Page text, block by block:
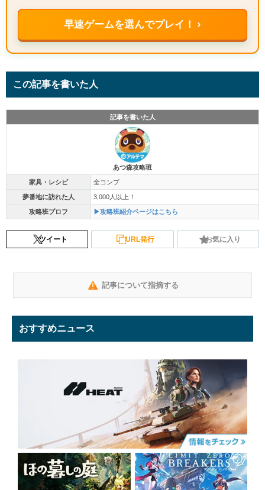
早速ゲームを選んでプレイ！ ›
この記事を書いた人
記事を書いた人
あつ森攻略班
家具・レシピ 全コンプ
夢番地に訪れた人 3,000人以上！
攻略班プロフ ▶攻略班紹介ページはこちら
ツイート URL発行 お気に入り
記事について指摘する
おすすめニュース